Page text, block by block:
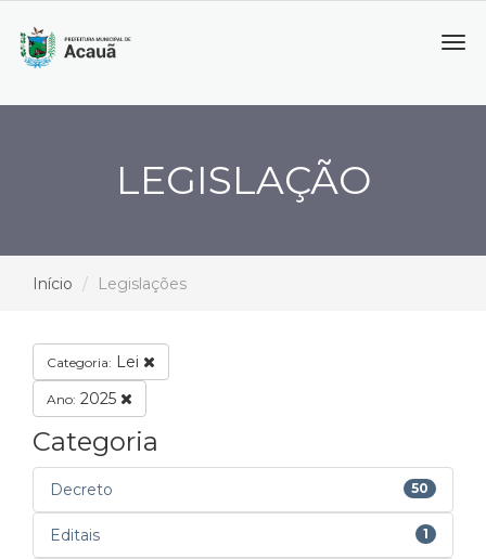
LEGISLAÇÃO
Início Legislações
Categoria: Lei
Ano: 2025
Categoria
Decreto 50
Editais 1